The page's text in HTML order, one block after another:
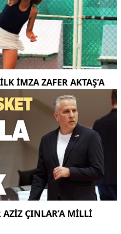
IMZA ZAFER AKTAŞ’A
ÇINLAR’A MILLI